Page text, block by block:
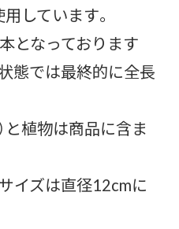
しています。
となっております
態では最終的に全長
と植物は商品に含ま
イズは直径12cmに